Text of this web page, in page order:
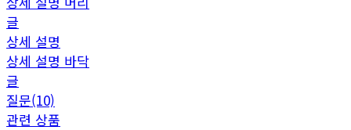
글
상세 설명
상세 설명 바닥
글
질문(10)
관련 상품